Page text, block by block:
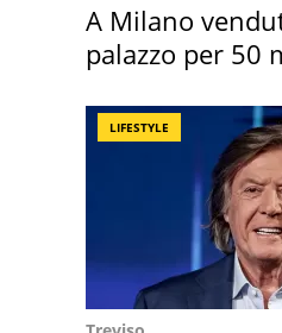
A Milano
palazzo per 50
LIFESTYLE